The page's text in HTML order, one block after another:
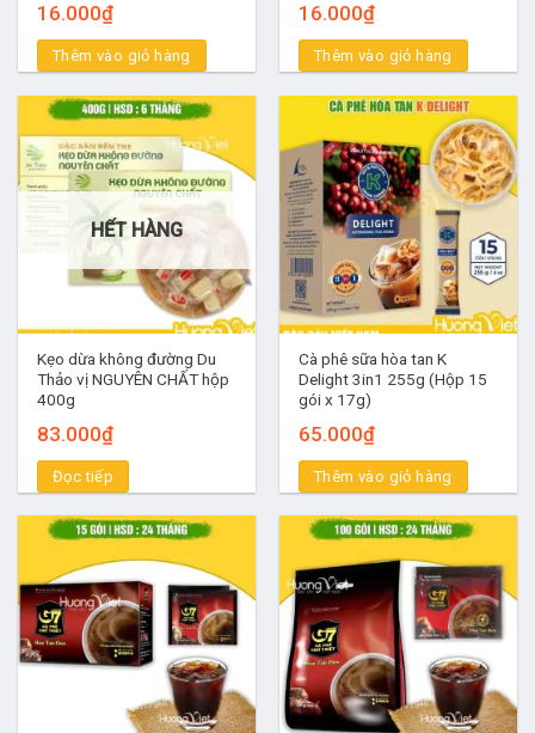
16.000₫
Thêm vào giỏ hàng
16.000₫
Thêm vào giỏ hàng
HẾT HÀNG
Kẹo dừa không đường Du
Thảo vị NGUYÊN CHẤT hộp
400g
83.000₫
Đọc tiếp
Cà phê sữa hòa tan K
Delight 3in1 255g (Hộp 15
gói x 17g)
65.000₫
Thêm vào giỏ hàng